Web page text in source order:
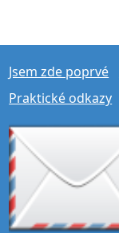
Jsem zde poprvé
Praktické odkazy